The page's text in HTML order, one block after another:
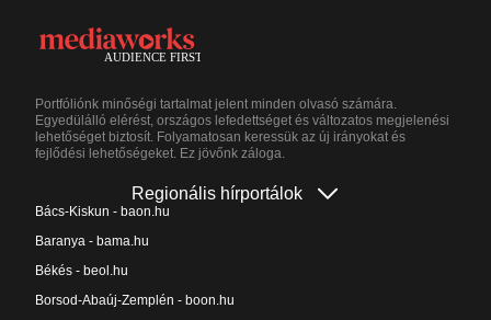
Portfóliónk minőségi tartalmat jelent minden olvasó számára.
Egyedülálló elérést, országos lefedettséget és változatos megjelenési
lehetőséget biztosít. Folyamatosan keressük az új irányokat és
fejlődési lehetőségeket. Ez jövőnk záloga.
Regionális hírportálok
Bács-Kiskun - baon.hu
Baranya - bama.hu
Békés - beol.hu
Borsod-Abaúj-Zemplén - boon.hu